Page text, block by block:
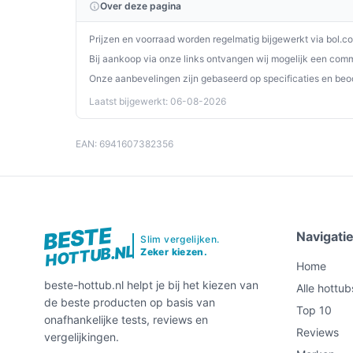
Concrete checks vóór eerste gebruik:
Controleer de handleiding (taal: universeel)
Verifieer in de specificaties of de
overeenkomen met je aansluiting thuis.
en houd ruimte vrij rondom voor bediening
Voedingstype: Netstroom:
je hebt een
controleer vermogen en aarding in de
Verpakkingsgewicht 41,62 kg:
relatief
geschikt vervoer in acht bij ontvangst en
Fabrieksgarantie 2 jaar / Reparatie: Carry-in:
inleveren plaatsvinden; controleer waar je
Over deze pagina
Prijzen en voorraad worden regelmatig bijgewerkt via
Bij aankoop via onze links ontvangen wij mogelijk een
Onze aanbevelingen zijn gebaseerd op specificaties en
Laatst bijgewerkt: 06-08-2026
EAN: 6941607382356
BESTE
HOTTUB.NL
Slim vergelijken.
Zeker kiezen.
beste-hottub.nl helpt je bij het kiezen van
de beste producten op basis van
onafhankelijke tests, reviews en
vergelijkingen.
Navigatie
Home
Alle
Top 10
Reviews